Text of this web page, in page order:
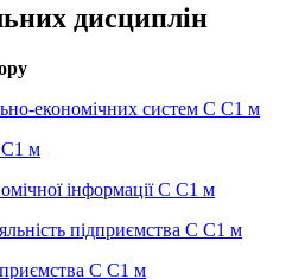
дисциплін
економічних систем С С1 м
С1 м
інформації С С1 м
підприємства С С1 м
С С1 м